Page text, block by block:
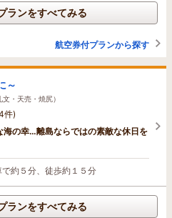
ランをすべてみる
航空券付プランから探す
～
・天売・焼尻）
件)
海の幸…離島ならではの素敵な休日を
約５分、徒歩約１５分
ランをすべてみる